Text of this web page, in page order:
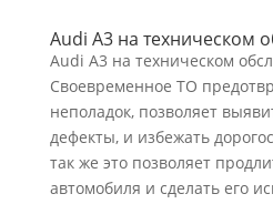
Audi A3 на техническом
Audi A3 на техническом
Своевременное ТО
неполадок, позволяет
дефекты, и избежать
так же это позволяет
автомобиля и сделать его